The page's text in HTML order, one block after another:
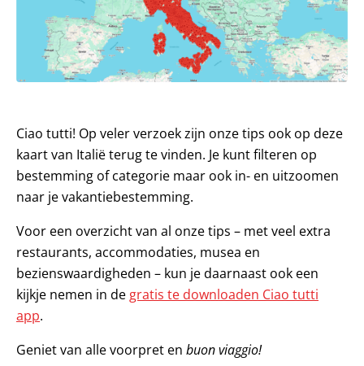
Ciao tutti! Op veler verzoek zijn onze tips ook op deze
kaart van Italië terug te vinden. Je kunt filteren op
bestemming of categorie maar ook in- en uitzoomen
naar je vakantiebestemming.
Voor een overzicht van al onze tips – met veel extra
restaurants, accommodaties, musea en
bezienswaardigheden – kun je daarnaast ook een
kijkje nemen in de gratis te downloaden Ciao tutti
app.
Geniet van alle voorpret en buon viaggio!